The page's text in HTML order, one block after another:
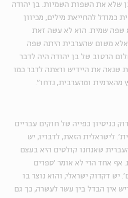
שלא את השפות השמיות. בן יהודה
כמודל להחייאת מילים, מכיוון
שפה שמית. הוא לא עשה זאת
משום שהערבית היתה שפה
הרטוב של בן יהודה היה לדבר
שנאה את היידיש ורצתה לדבר כמו
מהארמית ומהערבית, נדחו".
כניסיון כפייה של חוקים עבריים
לישראלית הזאת, לדבריו, יש
שאנחנו קולטים היא בעצם
אף אחד הרי לא אומר 'ספרים
דקדוק ישראלי, והוא נוצר בו
אין הבדל בין עשר לעשרה, כך גם